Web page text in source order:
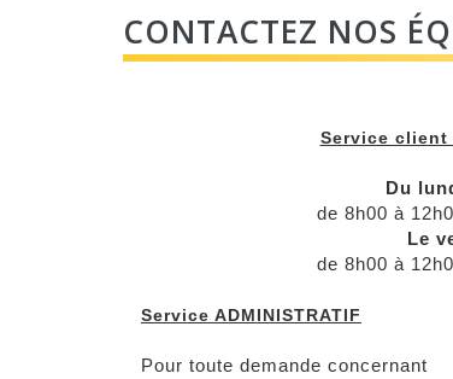
CONTACTEZ NOS
Service
Du
de 8h00 à
Le
de 8h00 à
Service ADMINISTRATIF
Pour toute demande concernant